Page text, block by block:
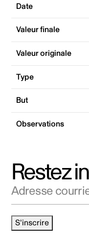
Date
Valeur finale
Valeur originale
Type
But
Observations
Restez
S'inscrire